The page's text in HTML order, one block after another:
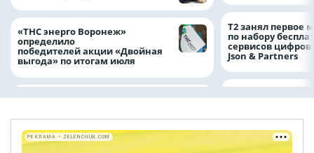
«ТНС энерго Воронеж»
определило
победителей акции «Двойная
выгода» по итогам июля
Т2 занял первое
по набору
сервисов
Json & Partners
РЕКЛАМА • ZELENCHUK.COM